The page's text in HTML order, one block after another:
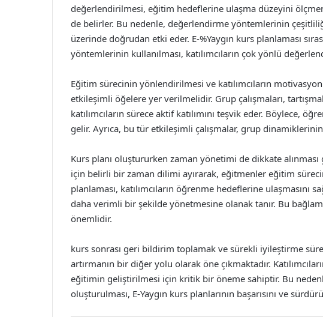
değerlendirilmesi, eğitim hedeflerine ulaşma düzeyini
de belirler. Bu nedenle, değerlendirme yöntemlerinin
üzerinde doğrudan etki eder. E-%Yaygın kurs planlaması
yöntemlerinin kullanılması, katılımcıların çok yönlü
Eğitim sürecinin yönlendirilmesi ve katılımcıların
etkileşimli öğelere yer verilmelidir. Grup çalışmaları,
katılımcıların sürece aktif katılımını teşvik eder. Böylece,
gelir. Ayrıca, bu tür etkileşimli çalışmalar, grup
Kurs planı oluştururken zaman yönetimi de dikkate
için belirli bir zaman dilimi ayırarak, eğitmenler eğitim
planlaması, katılımcıların öğrenme hedeflerine
daha verimli bir şekilde yönetmesine olanak tanır. Bu
önemlidir.
kurs sonrası geri bildirim toplamak ve sürekli iyileştirme
artırmanın bir diğer yolu olarak öne çıkmaktadır.
eğitimin geliştirilmesi için kritik bir öneme sahiptir. Bu
oluşturulması, E-Yaygın kurs planlarının başarısını ve